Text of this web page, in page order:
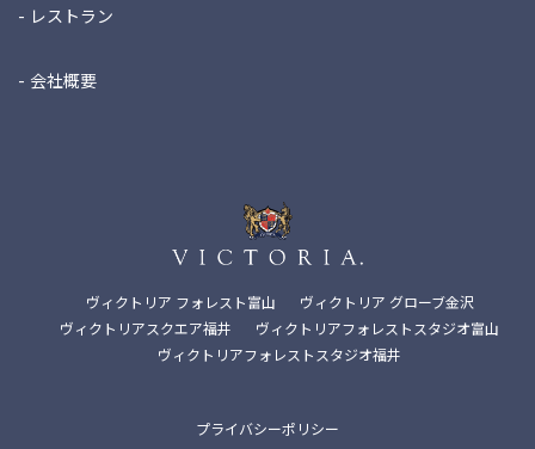
レストラン
会社概要
ヴィクトリア フォレスト富山
ヴィクトリア グローブ金沢
ヴィクトリアスクエア福井
ヴィクトリアフォレストスタジオ富山
ヴィクトリアフォレストスタジオ福井
プライバシーポリシー